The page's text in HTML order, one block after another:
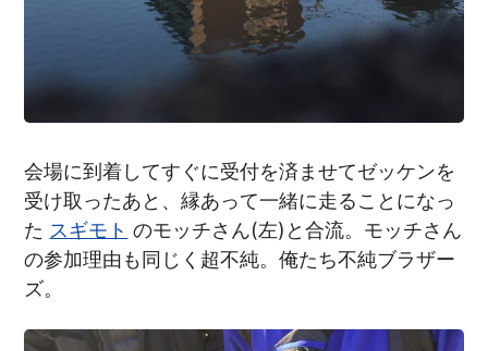
会場に到着してすぐに受付を済ませてゼッケンを
受け取ったあと、縁あって一緒に走ることになっ
た スギモト のモッチさん(左)と合流。モッチさん
の参加理由も同じく超不純。俺たち不純ブラザー
ズ。